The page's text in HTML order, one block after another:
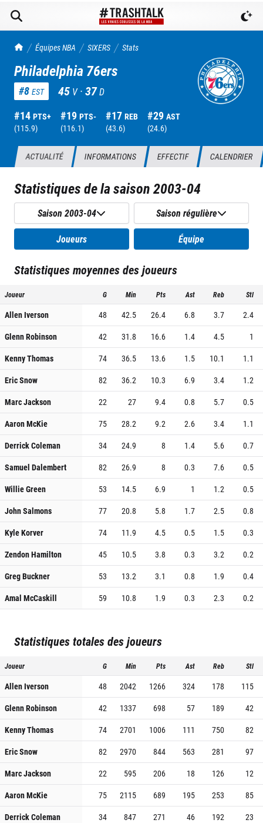
TrashTalk Actu NBA
Équipes NBA SIXERS Stats
Philadelphia 76ers
#8 EST 45 V ·37D
#14 PTS+
(115.9)
#19 PTS-
(116.1)
#17 REB
(43.6)
#29 AST
(24.6)
ACTUALITÉ INFORMATIONS EFFECTIF CALENDRIER
Statistiques de la saison2003-04
Saison 2003-04 Saison régulière
Joueurs Équipe
Statistiques moyennes des joueurs
Joueur G Min Pts Ast Reb Stl
Allen Iverson 48 42.5 26.4 6.8 3.7
2.4
Glenn Robinson
42 31.8 16.6 1.4 4.5
1
Kenny Thomas
74 36.5 13.6 1.5 10.1
1.1
Eric Snow
82 36.2 10.3 6.9 3.4
1.2
Marc Jackson
22 27 9.4 0.8 5.7
0.5
Aaron McKie
75 28.2 9.2 2.6 3.4
1.1
Derrick Coleman
34 24.9 8 1.4 5.6
0.7
Samuel Dalembert
82 26.9 8 0.3 7.6
0.5
Willie Green
53 14.5 6.9 1 1.2
0.5
John Salmons
77 20.8 5.8 1.7 2.5
0.8
Kyle Korver
74 11.9 4.5 0.5 1.5
0.3
Zendon Hamilton
45 10.5 3.8 0.3 3.2
0.2
Greg Buckner
53 13.2 3.1 0.8 1.9
0.4
Amal McCaskill
59 10.8 1.9 0.3 2.3 0.2
Statistiques totales des joueurs
Joueur G Min Pts Ast Reb Stl
Allen Iverson 48 2042 1266 324 178
115
Glenn Robinson
42 1337 698 57 189
42
Kenny Thomas
74 2701 1006 111 750
82
Eric Snow
82 2970 844 563 281
97
Marc Jackson
22 595 206 18 126
12
Aaron McKie
75 2115 689 195 253
85
Derrick Coleman
34 847 271 46 192
23